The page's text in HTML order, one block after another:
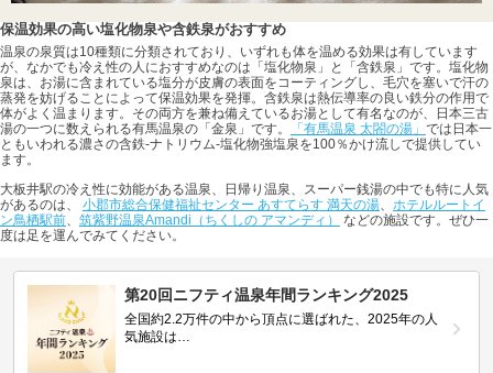
保温効果の高い塩化物泉や含鉄泉がおすすめ
温泉の泉質は10種類に分類されており、いずれも体を温める効果は有しています
が、なかでも冷え性の人におすすめなのは「塩化物泉」と「含鉄泉」です。塩化物
泉は、お湯に含まれている塩分が皮膚の表面をコーティングし、毛穴を塞いで汗の
蒸発を妨げることによって保温効果を発揮。含鉄泉は熱伝導率の良い鉄分の作用で
体がよく温まります。その両方を兼ね備えているお湯として有名なのが、日本三古
湯の一つに数えられる有馬温泉の「金泉」です。
「有馬温泉 太閤の湯」 では日本一
ともいわれる濃さの含鉄-ナトリウム-塩化物強塩泉を100％かけ流しで提供してい
ます。
大板井駅の冷え性に効能がある温泉、日帰り温泉、スーパー銭湯の中でも特に人気
があるのは、 小郡市総合保健福祉センター あすてらす 満天の湯、 ホテルルートイ
ン鳥栖駅前、 筑紫野温泉Amandi（ちくしの アマンディ）
などの施設です。ぜひ一
度は足を運んでみてください。
第20回ニフティ温泉年間ランキング2025
全国約2.2万件の中から頂点に選ばれた、2025年の人
気施設は…